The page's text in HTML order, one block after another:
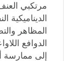
مرتكبي
الديناميكية
المظاهر
الدوافع
إلى ممارسة